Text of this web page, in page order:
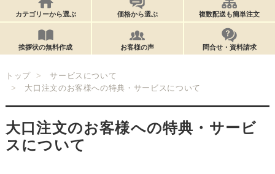
カテゴリーから選ぶ 価格から選ぶ 複数配送も簡単注文
挨拶状の無料作成 お客様の声 問合せ・資料請求
トップ
サービスについて
大口注文のお客様への特典・サービスについて
大口注文のお客様への特典・サービ
スについて